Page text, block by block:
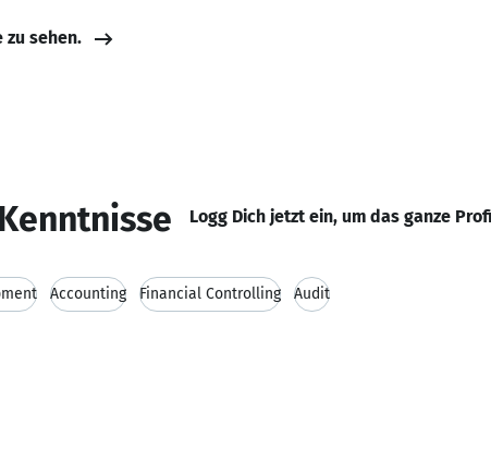
zu sehen.
Logg Dich jetzt ein, um das ganze
Accounting Financial Controlling Audit